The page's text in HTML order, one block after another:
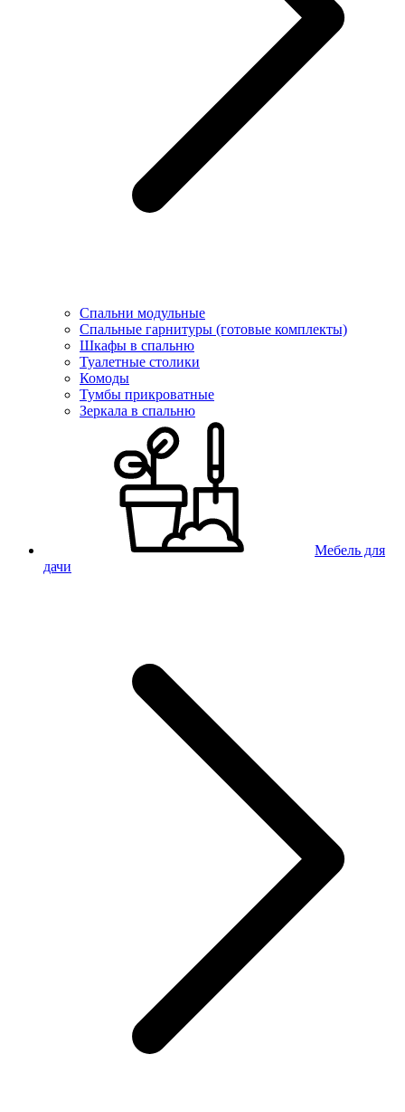
Спальни модульные
Спальные гарнитуры (готовые комплекты)
Шкафы в спальню
Туалетные столики
Комоды
Тумбы прикроватные
Зеркала в спальню
Мебель для
дачи